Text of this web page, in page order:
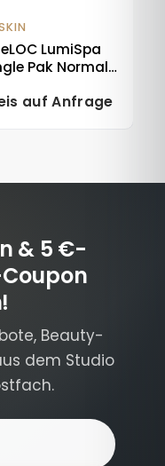
LumiSpa
Pak Normal
auf Anfrage
& 5 €-
Beauty-
dem Studio